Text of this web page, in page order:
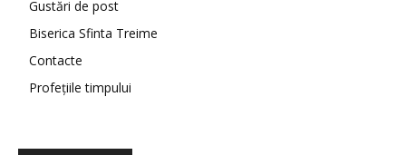
Gustări de post
Biserica Sfinta Treime
Contacte
Profețiile timpului